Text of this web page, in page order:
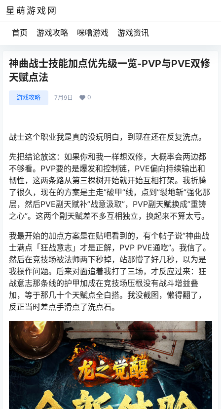
星萌游戏网
首页 游戏攻略 咪噜游戏 游戏资讯
神曲战士技能加点优先级一览-PVP与PVE双修
天赋点法
游戏攻略 7月9日 0
战士这个职业我是真的没玩明白，到现在还在反复洗点。
先把结论放这：如果你和我一样想双修，大概率会两边都
不够看。PVP要的是爆发和控制链，PVE偏向持续输出和
韧性，这两条路从第三棵树开始就开始互相打架。我折腾
了很久，现在的方案是主走”破甲”线，点到”裂地斩”强化那
层，然后PVE副天赋补”战意汲取”，PVP副天赋换成”重铸
之心”。这两个副天赋差不多互相独立，换起来不算太亏。
我最开始的加点方案是在贴吧看到的，有个帖子说”神曲战
士满点「狂战意志」才是正解，PVP PVE通吃”。我信了。
然后在竞技场被法师两下秒掉，站那懵了好几秒，以为是
我操作问题。后来对面追着我打了三场，才反应过来：狂
战意志那条线的护甲加成在竞技场压根没有战斗增益叠
加，等于那几十个天赋点全白搭。我没截图，懒得翻了，
反正当时差点手滑点了洗点石。